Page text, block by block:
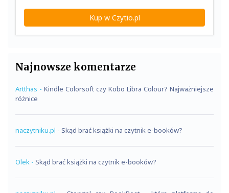
Kup w Czytio.pl
Najnowsze komentarze
Artthas - Kindle Colorsoft czy Kobo Libra Colour? Najważniejsze
różnice
naczytniku.pl - Skąd brać książki na czytnik e-booków?
Olek - Skąd brać książki na czytnik e-booków?